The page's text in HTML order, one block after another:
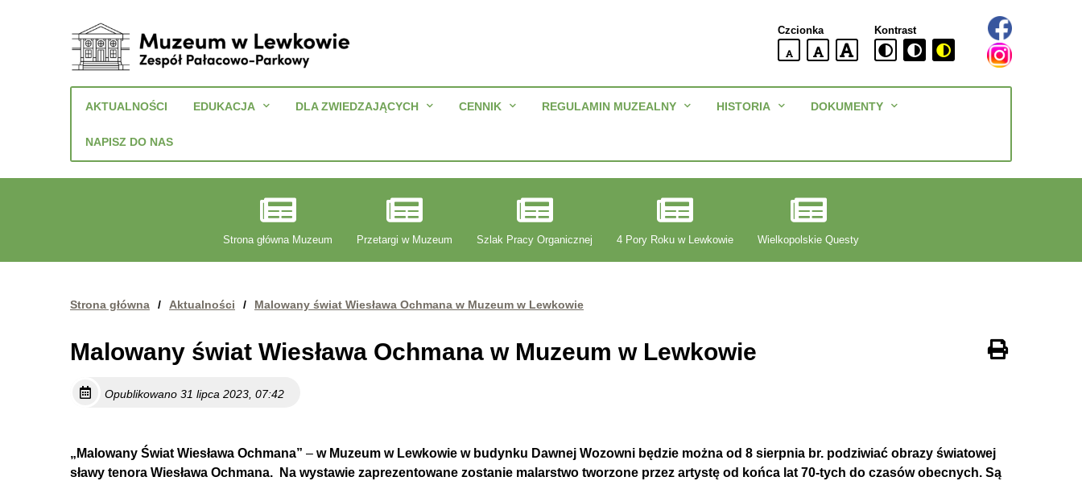
Muzeum
w
Lewkowie
Pałacowo-
Czcionka
domyślnawiększanajwiększa
czcionka
Kontrast
AKTUALNOŚCI EDUKACJA DLA ZWIEDZAJĄCYCH CENNIK REGULAMIN MUZEALNY HISTORIA DOKUMENTY
NAPISZ DO NAS
Strona główna Muzeum Przetargi w Muzeum Szlak Pracy Organicznej 4 Pory Roku w Lewkowie Wielkopolskie Questy
Strona główna / Aktualności / Malowany świat Wiesława Ochmana w Muzeum w Lewkowie
Malowany świat Wiesława Ochmana w Muzeum w Lewkowie Drukuj
Opublikowano 31 lipca 2023, 07:42
„Malowany Świat Wiesława Ochmana” – w Muzeum w Lewkowie w budynku Dawnej Wozowni będzie można od 8 sierpnia br. podziwiać obrazy światowej
sławy tenora Wiesława Ochmana.
Na wystawie zaprezentowane zostanie malarstwo tworzone przez artystę od końca lat 70-tych do czasów obecnych. Są